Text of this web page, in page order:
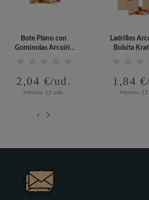
Bote Plano con
Gominolas Arcoíris
2,04 €/ud.
Mínimo 12 uds.
Ladrillos
Bolsita
1,84
Mínimo 12